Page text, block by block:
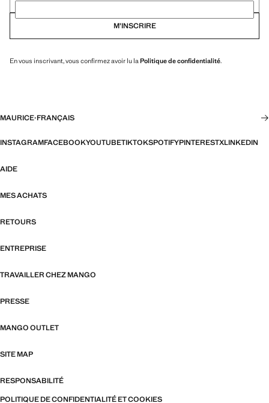
M’INSCRIRE
En vous inscrivant, vous confirmez avoir lu la Politique de confidentialité.
MAURICE·FRANÇAIS
INSTAGRAMFACEBOOKYOUTUBETIKTOKSPOTIFYPINTERESTXLINKEDIN
AIDE
MES ACHATS
RETOURS
ENTREPRISE
TRAVAILLER CHEZ MANGO
PRESSE
MANGO OUTLET
SITE MAP
RESPONSABILITÉ
POLITIQUE DE CONFIDENTIALITÉ ET COOKIES